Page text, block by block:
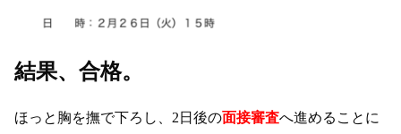
結果、合格。
ほっと胸を撫で下ろし、2日後の面接審査へ進めることに